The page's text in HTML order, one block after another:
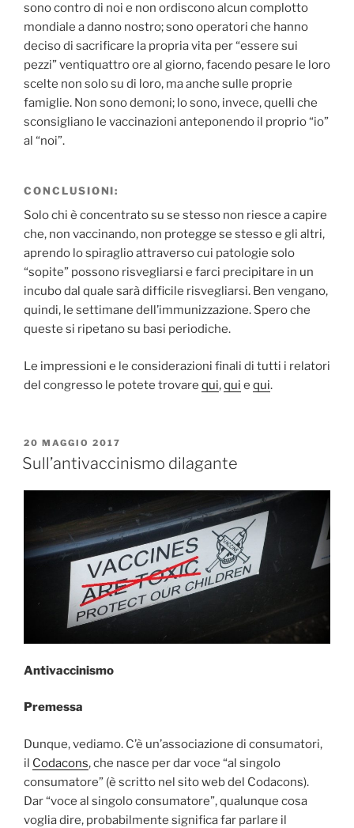
sono contro di noi e non ordiscono alcun complotto
mondiale a danno nostro; sono operatori che hanno
deciso di sacrificare la propria vita per “essere sui
pezzi” ventiquattro ore al giorno, facendo pesare le loro
scelte non solo su di loro, ma anche sulle proprie
famiglie. Non sono demoni; lo sono, invece, quelli che
sconsigliano le vaccinazioni anteponendo il proprio “io”
al “noi”.
CONCLUSIONI:
Solo chi è concentrato su se stesso non riesce a capire
che, non vaccinando, non protegge se stesso e gli altri,
aprendo lo spiraglio attraverso cui patologie solo
“sopite” possono risvegliarsi e farci precipitare in un
incubo dal quale sarà difficile risvegliarsi. Ben vengano,
quindi, le settimane dell’immunizzazione. Spero che
queste si ripetano su basi periodiche.
Le impressioni e le considerazioni finali di tutti i relatori
del congresso le potete trovare qui,qui e qui.
PUBBLICATO
IL
20 MAGGIO 2017
Sull’antivaccinismo dilagante
Antivaccinismo
Premessa
Dunque, vediamo. C’è un’associazione di consumatori,
il Codacons, che nasce per dar voce “al singolo
consumatore” (è scritto nel sito web del Codacons).
Dar “voce al singolo consumatore”, qualunque cosa
voglia dire, probabilmente significa far parlare il